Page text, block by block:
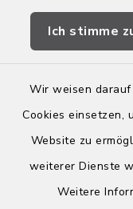
Ich stimme
Wir weisen
Cookies einsetzen,
Website zu
weiterer Dienste
Weitere